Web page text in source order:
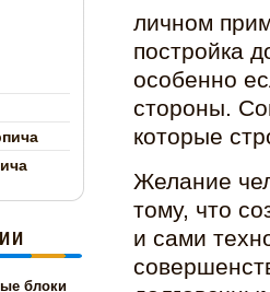
блоки
личном
постройка
особенно
стороны.
которые
Желание
тому, что
и сами